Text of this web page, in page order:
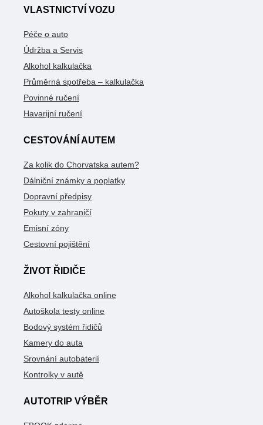
VLASTNICTVÍ VOZU
Péče o auto
Údržba a Servis
Alkohol kalkulačka
Průměrná spotřeba – kalkulačka
Povinné ručení
Havarijní ručení
CESTOVÁNÍ AUTEM
Za kolik do Chorvatska autem?
Dálniční známky a poplatky
Dopravní předpisy
Pokuty v zahraničí
Emisní zóny
Cestovní pojištění
ŽIVOT ŘIDIČE
Alkohol kalkulačka online
Autoškola testy online
Bodový systém řidičů
Kamery do auta
Srovnání autobaterií
Kontrolky v autě
AUTOTRIP VÝBĚR